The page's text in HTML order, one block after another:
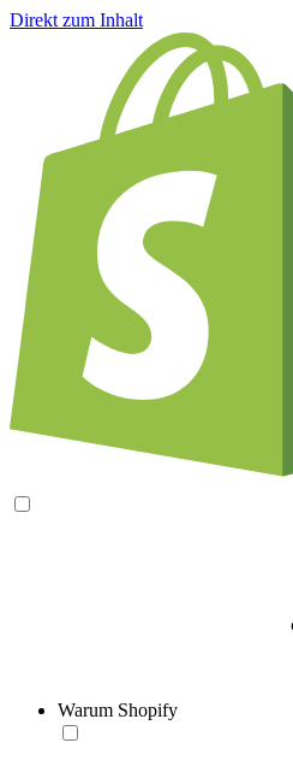
Direkt zum Inhalt
Warum Shopify